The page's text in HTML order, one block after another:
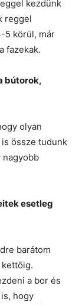
kezdünk
reggel
5 körül, már
fazekak.
bútorok,
olyan
össze tudunk
nagyobb
esetleg
barátom
a bor és
hogy